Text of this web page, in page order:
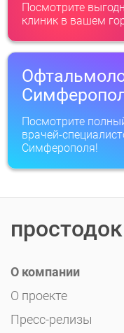
Посмотрите
клиник в вашем
Посмотрите
врачей-
Симферополя!
простодок
О компании
О проекте
Пресс-релизы